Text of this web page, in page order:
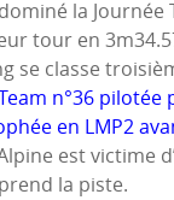
la Journée
tour en
se classe
Team n°36
en LMP2
est victime
la piste.